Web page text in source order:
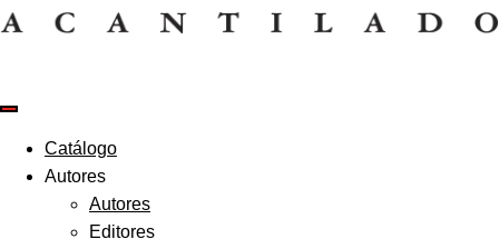
Catálogo
Autores
Autores
Editores